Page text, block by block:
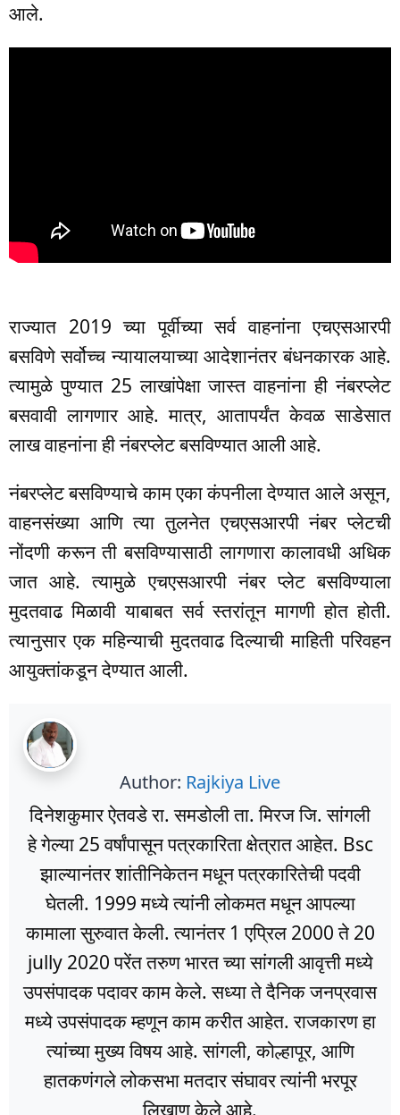
आले.
राज्यात 2019 च्या पूर्वीच्या सर्व वाहनांना एचएसआरपी
बसविणे सर्वोच्च न्यायालयाच्या आदेशानंतर बंधनकारक आहे.
त्यामुळे पुण्यात 25 लाखांपेक्षा जास्त वाहनांना ही नंबरप्लेट
बसवावी लागणार आहे. मात्र, आतापर्यंत केवळ साडेसात
लाख वाहनांना ही नंबरप्लेट बसविण्यात आली आहे.
नंबरप्लेट बसविण्याचे काम एका कंपनीला देण्यात आले असून,
वाहनसंख्या आणि त्या तुलनेत एचएसआरपी नंबर प्लेटची
नोंदणी करून ती बसविण्यासाठी लागणारा कालावधी अधिक
जात आहे. त्यामुळे एचएसआरपी नंबर प्लेट बसविण्याला
मुदतवाढ मिळावी याबाबत सर्व स्तरांतून मागणी होत होती.
त्यानुसार एक महिन्याची मुदतवाढ दिल्याची माहिती परिवहन
आयुक्तांकडून देण्यात आली.
Author: Rajkiya Live
दिनेशकुमार ऐतवडे रा. समडोली ता. मिरज जि. सांगली
हे गेल्या 25 वर्षांपासून पत्रकारिता क्षेत्रात आहेत. Bsc
झाल्यानंतर शांतीनिकेतन मधून पत्रकारितेची पदवी
घेतली. 1999 मध्ये त्यांनी लोकमत मधून आपल्या
कामाला सुरुवात केली. त्यानंतर 1 एप्रिल 2000 ते 20
jully 2020 परेंत तरुण भारत च्या सांगली आवृत्ती मध्ये
उपसंपादक पदावर काम केले. सध्या ते दैनिक जनप्रवास
मध्ये उपसंपादक म्हणून काम करीत आहेत. राजकारण हा
त्यांच्या मुख्य विषय आहे. सांगली, कोल्हापूर, आणि
हातकणंगले लोकसभा मतदार संघावर त्यांनी भरपूर
लिखाण केले आहे.